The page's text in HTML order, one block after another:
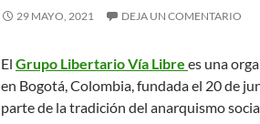
29 MAYO, 2021 DEJA UN COMENTARIO
El Grupo Libertario Vía Libre es una
en Bogotá, Colombia, fundada el 20 de
parte de la tradición del anarquismo